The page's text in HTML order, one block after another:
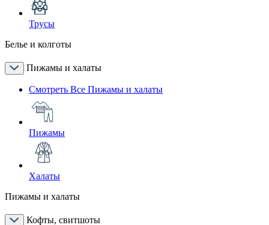
Трусы
Белье и колготы
Пижамы и халаты
Смотреть Все Пижамы и халаты
Пижамы
Халаты
Пижамы и халаты
Кофты, свитшоты